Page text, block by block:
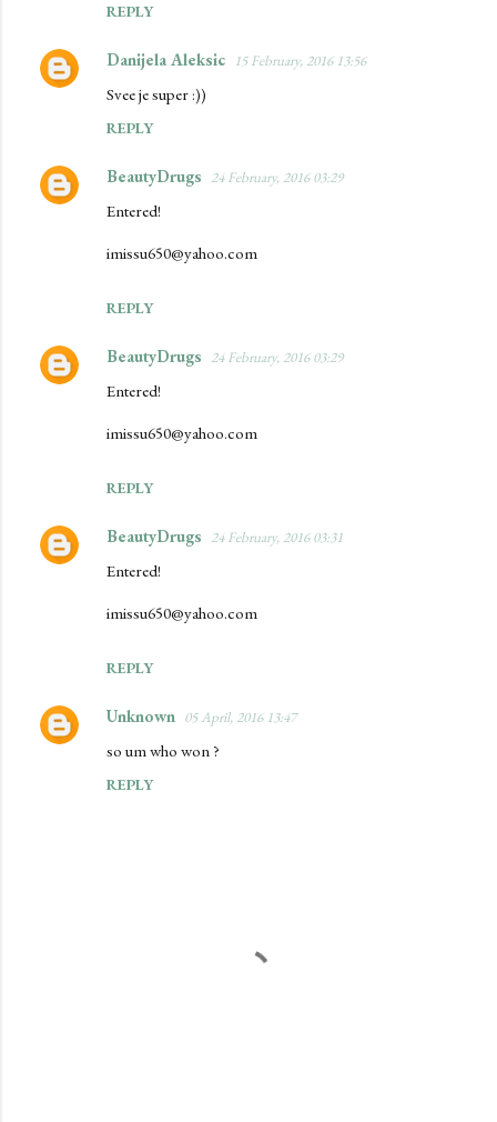
REPLY
Danijela Aleksic 15 February, 2016 13:56
Svee je super :))
REPLY
BeautyDrugs 24 February, 2016 03:29
Entered!
imissu650@yahoo.com
REPLY
BeautyDrugs 24 February, 2016 03:29
Entered!
imissu650@yahoo.com
REPLY
BeautyDrugs 24 February, 2016 03:31
Entered!
imissu650@yahoo.com
REPLY
Unknown 05 April, 2016 13:47
so um who won ?
REPLY